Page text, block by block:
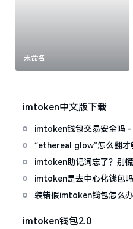
未命名
imtoken中文版下载
imtoken钱包交易安全吗 -
话
“ethereal glow”怎么翻才
的私房话
imtoken助记词忘了？别
imtoken是去中心化钱包
装错假imtoken钱包怎么办
imtoken钱包2.0